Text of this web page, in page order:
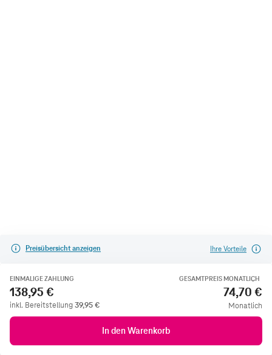
Preisübersicht anzeigen Ihre Vorteile
EINMALIGE ZAHLUNG
138,95 €
inkl. Bereitstellung39,95€
GESAMTPREIS MONATLICH
74,70 €
Monatlich
In den Warenkorb